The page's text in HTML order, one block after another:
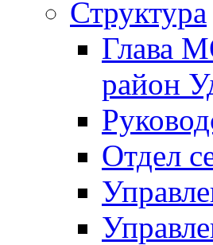
Структура
Глава
район
Отдел